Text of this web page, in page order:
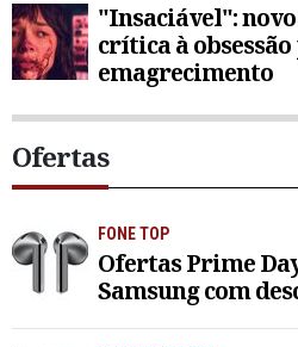
"Insaciável":
crítica à obsessão
emagrecimento
Ofertas
FONE TOP
Ofertas Prime
Samsung com